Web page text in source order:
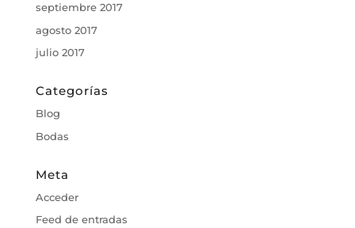
septiembre 2017
agosto 2017
julio 2017
Categorías
Blog
Bodas
Meta
Acceder
Feed de entradas